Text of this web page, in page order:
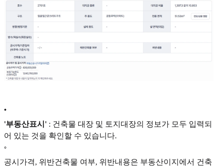
•
'부동산표시' : 건축물 대장 및 토지대장의 정보가 모두 입력되
어 있는 것을 확인할 수 있습니다.
◦
공시가격, 위반건축물 여부, 위반내용은 부동산이지에서 건축